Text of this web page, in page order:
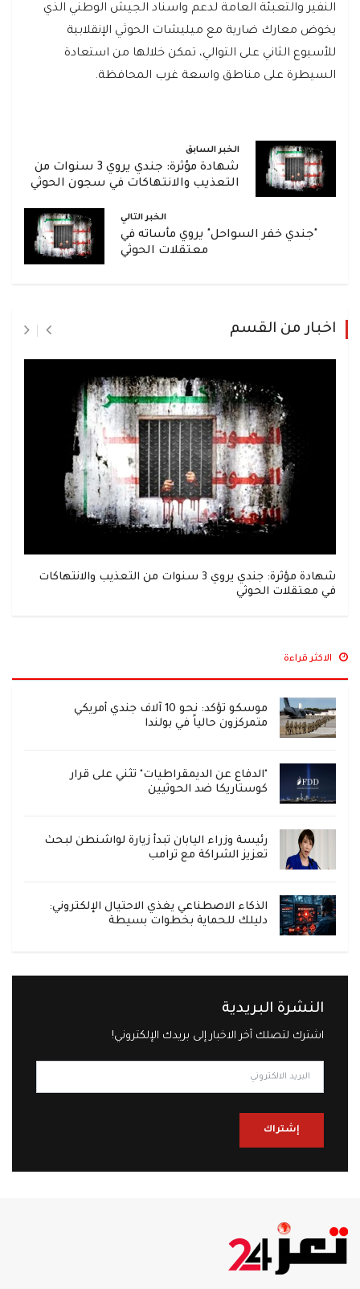
النفير والتعبئة العامة لدعم واسناد الجيش الوطني الذي
يخوض معارك ضارية مع ميليشات الحوثي الإنقلابية
للأسبوع الثاني على التوالي، تمكن خلالها من استعادة
السيطرة على مناطق واسعة غرب المحافظة.
الخبر السابق
شهادة مؤثرة: جندي يروي 3 سنوات من
التعذيب والانتهاكات في سجون الحوثي
الخبر التالي
"جندي خفر السواحل" يروي مأساته في
معتقلات الحوثي
اخبار من القسم
شهادة مؤثرة: جندي يروي 3 سنوات من التعذيب والانتهاكات
في معتقلات الحوثي
الاكثر قراءة
موسكو تؤكد: نحو 10 آلاف جندي أمريكي
متمركزون حالياً في بولندا
"الدفاع عن الديمقراطيات" تثني على قرار
كوستاريكا ضد الحوثيين
رئيسة وزراء اليابان تبدأ زيارة لواشنطن لبحث
تعزيز الشراكة مع ترامب
الذكاء الاصطناعي يغذي الاحتيال الإلكتروني:
دليلك للحماية بخطوات بسيطة
النشرة البريدية
اشترك لتصلك آخر الاخبار إلى بريدك الإلكتروني!
إشتراك